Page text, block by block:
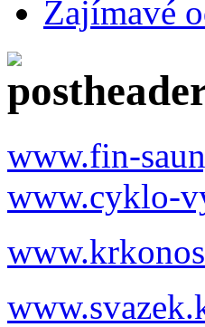
Zajímavé
www.fin-
www.cyklo-